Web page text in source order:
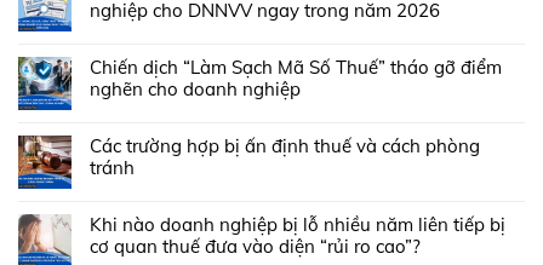
nghiệp cho DNNVV ngay trong năm 2026
Chiến dịch “Làm Sạch Mã Số Thuế” tháo gỡ điểm
nghẽn cho doanh nghiệp
Các trường hợp bị ấn định thuế và cách phòng
tránh
Khi nào doanh nghiệp bị lỗ nhiều năm liên tiếp bị
cơ quan thuế đưa vào diện “rủi ro cao”?